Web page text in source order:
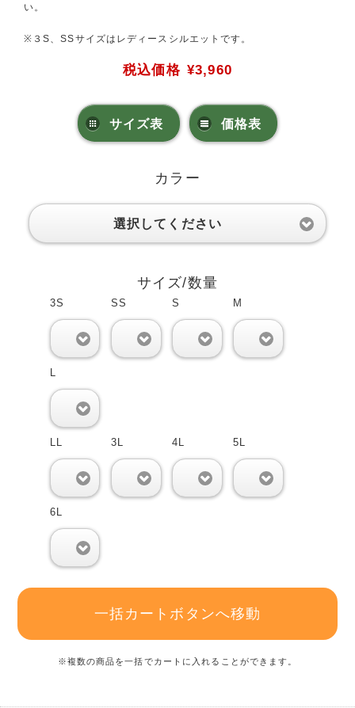
い。
※３S、SSサイズはレディースシルエットです。
税込価格 ¥3,960
サイズ表 価格表
カラー
選択してください
サイズ/数量
3S SS S M
L
LL 3L 4L 5L
6L
一括カートボタンへ移動
※複数の商品を一括でカートに入れることができます。